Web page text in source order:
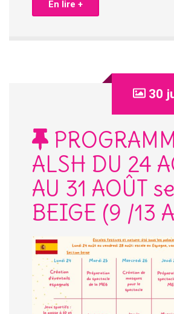
En lire +
30
ALSH DU 24
AU 31 AOÛT
BEIGE (9 /13